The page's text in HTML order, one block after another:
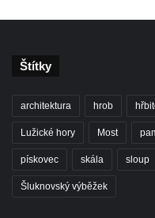
Hrob Pavla Patušnika
nad Desnou v Tanvaldu
Hrob sovětských dětí
nad Desnou v Tanvaldu
Štítky
architektura hrob
Lužické hory Most
pískovec skála sloup
Šluknovský výběžek